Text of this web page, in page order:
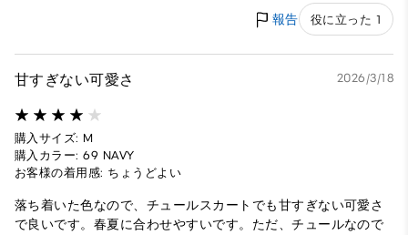
報告 役に立った 1
甘すぎない可愛さ 2026/3/18
購入サイズ: M
購入カラー: 69 NAVY
お客様の着用感: ちょうどよい
落ち着いた色なので、チュールスカートでも甘すぎない可愛さ
で良いです。春夏に合わせやすいです。ただ、チュールなので